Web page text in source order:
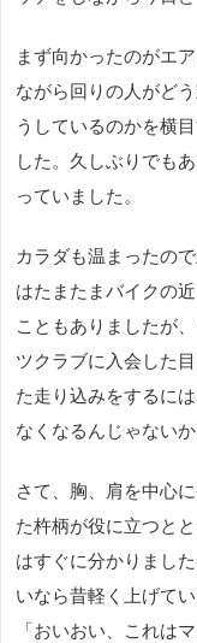
まず向かったのがエ
ながら回りの人がど
うしているのかを横
した。久しぶりでも
っていました。
カラダも温まったの
はたまたまバイクの
こともありましたが
ツクラブに入会した
た走り込みをするに
なくなるんじゃない
さて、胸、肩を中心
た杵柄が役に立つと
はすぐに分かりまし
いなら昔軽く上げて
「おいおい、これは